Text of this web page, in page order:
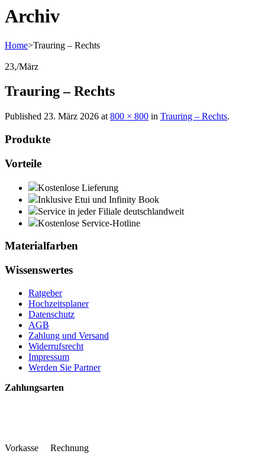
Archiv
Home>Trauring – Rechts
23,/März
Trauring – Rechts
Published 23. März 2026 at 800 × 800 in Trauring – Rechts.
Produkte
Vorteile
Kostenlose Lieferung
Inklusive Etui und Infinity Book
Service in jeder Filiale deutschlandweit
Kostenlose Service-Hotline
Materialfarben
Wissenswertes
Ratgeber
Hochzeitsplaner
Datenschutz
AGB
Zahlung und Versand
Widerrufsrecht
Impressum
Werden Sie Partner
Zahlungsarten
Vorkasse Rechnung